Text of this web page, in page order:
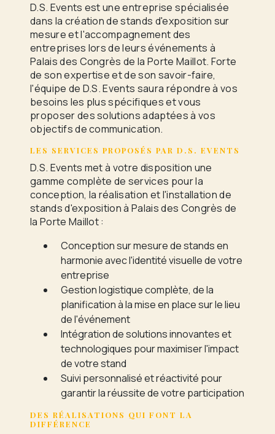
D.S. Events est une entreprise spécialisée
dans la création de stands d'exposition sur
mesure et l'accompagnement des
entreprises lors de leurs événements à
Palais des Congrès de la Porte Maillot. Forte
de son expertise et de son savoir-faire,
l'équipe de D.S. Events saura répondre à vos
besoins les plus spécifiques et vous
proposer des solutions adaptées à vos
objectifs de communication.
LES SERVICES PROPOSÉS PAR D.S. EVENTS
D.S. Events met à votre disposition une
gamme complète de services pour la
conception, la réalisation et l'installation de
stands d'exposition à Palais des Congrès de
la Porte Maillot :
Conception sur mesure de stands en
harmonie avec l'identité visuelle de votre
entreprise
Gestion logistique complète, de la
planification à la mise en place sur le lieu
de l'événement
Intégration de solutions innovantes et
technologiques pour maximiser l'impact
de votre stand
Suivi personnalisé et réactivité pour
garantir la réussite de votre participation
DES RÉALISATIONS QUI FONT LA
DIFFÉRENCE